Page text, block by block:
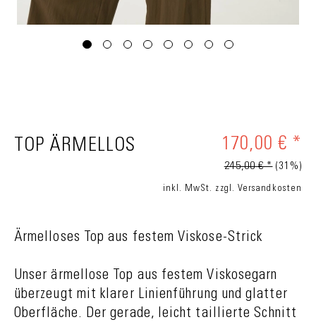
TOP ÄRMELLOS 170,00 € *
245,00 € * (31%)
inkl. MwSt. zzgl. Versandkosten
Ärmelloses Top aus festem Viskose-Strick
Unser ärmellose Top aus festem Viskosegarn
überzeugt mit klarer Linienführung und glatter
Oberfläche. Der gerade, leicht taillierte Schnitt